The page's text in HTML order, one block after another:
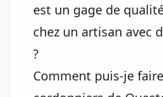
est un gage de
chez un artisan avec
?
Comment puis-je